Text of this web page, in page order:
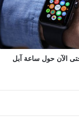
الآن حول ساعة آبل